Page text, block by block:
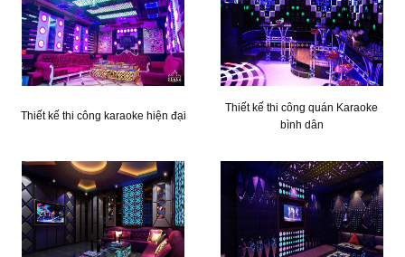
Thiết kế thi công karaoke hiện đại
Thiết kế thi công quán Karaoke
bình dân